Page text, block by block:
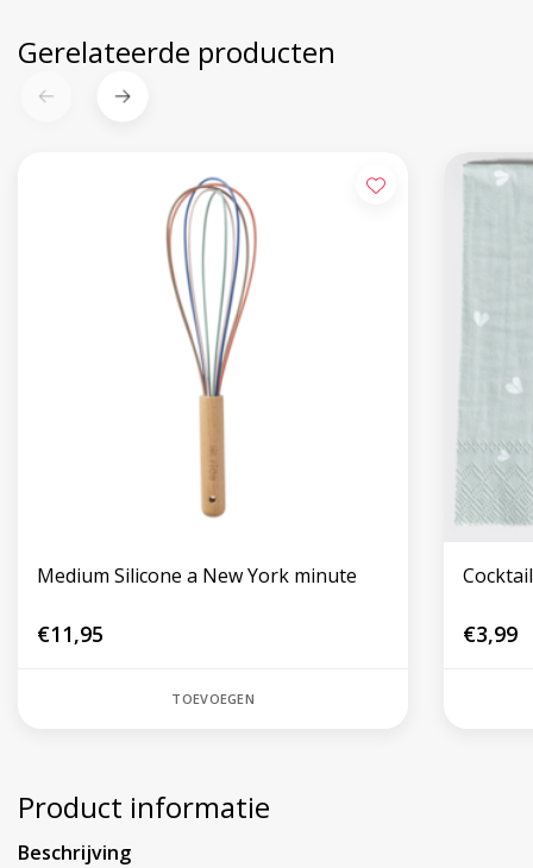
Gerelateerde producten
Medium Silicone a New York minute
€11,95
TOEVOEGEN
€3,99
Product informatie
Beschrijving